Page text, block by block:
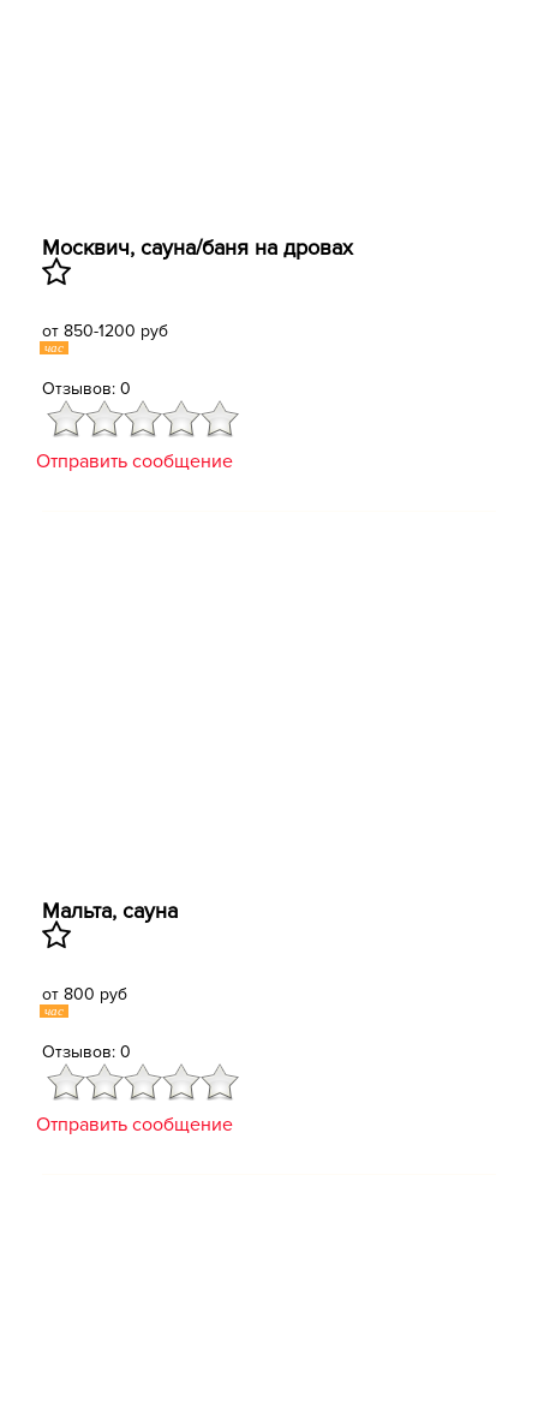
Москвич, сауна/баня на дровах
от 850-1200 руб
час
Отзывов: 0
Отправить сообщение
Мальта, сауна
от 800 руб
час
Отзывов: 0
Отправить сообщение